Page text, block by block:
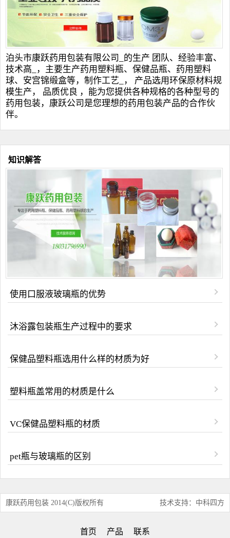
泊头市康跃药用包装有限公司_的生产 团队、经验丰富、
技术高_，主要生产药用塑料瓶、 保健品瓶、 药用塑料
球、安宫锦缎盒等，制作工艺_， 产品选用环保原材料规
模生产， 品质优良 ，能为您提供各种规格的各种型号的
药用包装，康跃公司是您理想的药用包装产品的合作伙
伴。
知识解答
使用口服液玻璃瓶的优势
沐浴露包装瓶生产过程中的要求
保健品塑料瓶选用什么样的材质为好
塑料瓶盖常用的材质是什么
VC保健品塑料瓶的材质
pet瓶与玻璃瓶的区别
康跃药用包装 2014(C)版权所有 技术支持：中科四方
首页 产品 联系